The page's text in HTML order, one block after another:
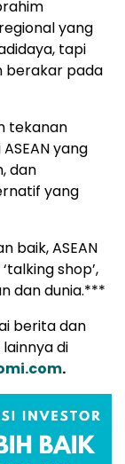
yang
tapi
berakar pada
tekanan
yang
dan
yang
baik, ASEAN
shop’,
dan dunia.***
berita dan
di
.